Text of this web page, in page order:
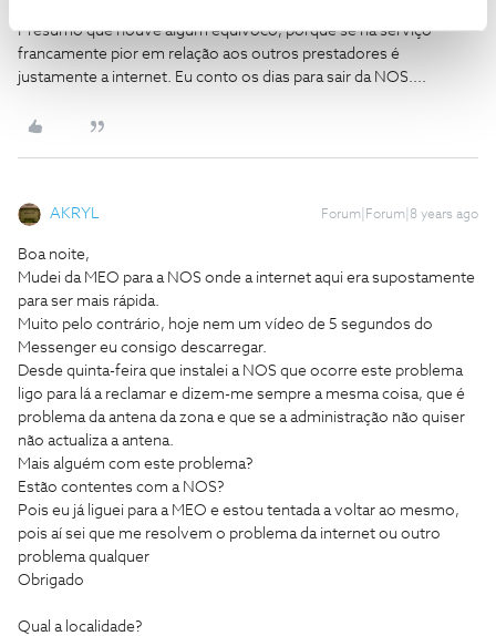
Presumo que houve algum equivoco, porque se há serviço
francamente pior em relação aos outros prestadores é
justamente a internet. Eu conto os dias para sair da NOS....
AKRYL Forum|Forum|8 years ago
Boa noite,
Mudei da MEO para a NOS onde a internet aqui era supostamente
para ser mais rápida.
Muito pelo contrário, hoje nem um vídeo de 5 segundos do
Messenger eu consigo descarregar.
Desde quinta-feira que instalei a NOS que ocorre este problema
ligo para lá a reclamar e dizem-me sempre a mesma coisa, que é
problema da antena da zona e que se a administração não quiser
não actualiza a antena.
Mais alguém com este problema?
Estão contentes com a NOS?
Pois eu já liguei para a MEO e estou tentada a voltar ao mesmo,
pois aí sei que me resolvem o problema da internet ou outro
problema qualquer
Obrigado
Qual a localidade?